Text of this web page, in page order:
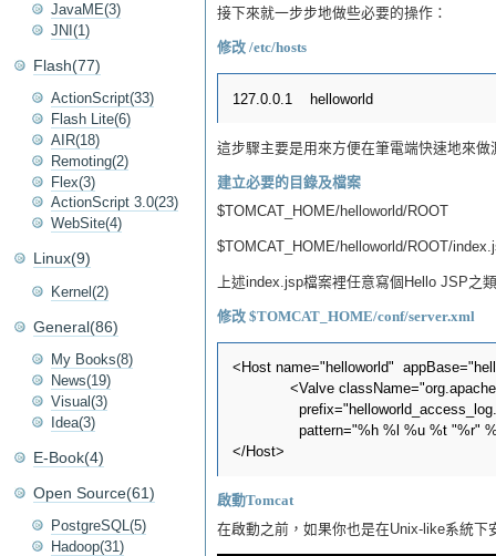
接下來就一步步地做些必要的操作：
修改 /etc/hosts
127.0.0.1    helloworld
這步驟主要是用來方便在筆電端快速地來
建立必要的目錄及檔案
$TOMCAT_HOME/helloworld/ROOT
$TOMCAT_HOME/helloworld/ROOT/
上述index.jsp檔案裡任意寫個Hello JSP之
修改 $TOMCAT_HOME/conf/server.xml
<Host name="helloworld"
pattern="%h %l %u %t "%r"
啟動Tomcat
在啟動之前，如果你也是在Unix-like系統
JavaME(3)
JNI(1)
Flash(77)
ActionScript(33)
Flash Lite(6)
AIR(18)
Remoting(2)
Flex(3)
ActionScript 3.0(23)
WebSite(4)
Linux(9)
Kernel(2)
General(86)
My Books(8)
News(19)
Visual(3)
Idea(3)
E-Book(4)
Open Source(61)
PostgreSQL(5)
Hadoop(31)